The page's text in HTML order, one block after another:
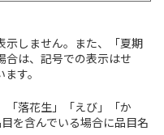
示しません。また、「夏期
合は、記号での表示はせ
す。
「落花生」「えび」「か
を含んでいる場合に品目名